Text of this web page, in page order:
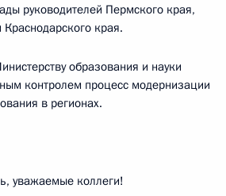
руководителей Пермского края,
Краснодарского края.
образования и науки
контролем процесс модернизации
в регионах.
уважаемые коллеги!